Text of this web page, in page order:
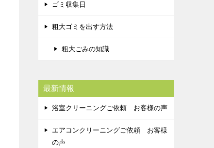
ゴミ収集日
粗大ゴミを出す方法
粗大ごみの知識
最新情報
浴室クリーニングご依頼 お客様の声
エアコンクリーニングご依頼 お客様
の声